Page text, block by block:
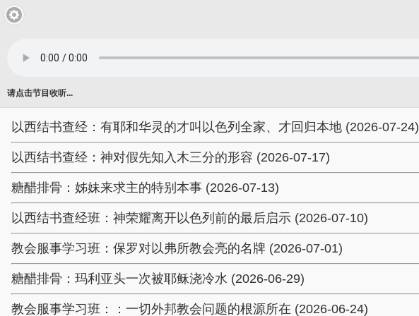
请点击节目收听...
以西结书查经：有耶和华灵的才叫以色列全家、才回归本地 (2026-07-24)
以西结书查经：神对假先知入木三分的形容 (2026-07-17)
糖醋排骨：姊妹来求主的特别本事 (2026-07-13)
以西结书查经班：神荣耀离开以色列前的最后启示 (2026-07-10)
教会服事学习班：保罗对以弗所教会亮的名牌 (2026-07-01)
糖醋排骨：玛利亚头一次被耶稣浇冷水 (2026-06-29)
教会服事学习班：：一切外邦教会问题的根源所在 (2026-06-24)